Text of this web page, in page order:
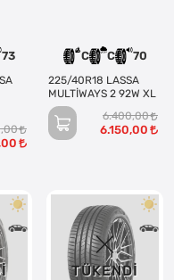
73 C C 70
225/40R18 LASSA
MULTİWAYS 2 92W XL
6.400,00
6.150,00
TÜKENDI